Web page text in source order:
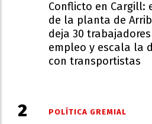
Conflicto en Cargill:
de la planta de
deja 30
empleo y escala la
con transportistas
POLÍTICA GREMIAL